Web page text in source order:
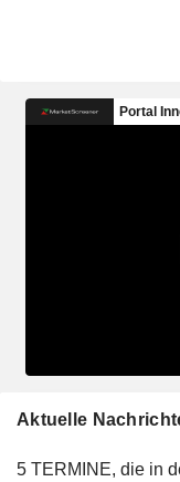
Aktuelle
5 TERMINE, die in